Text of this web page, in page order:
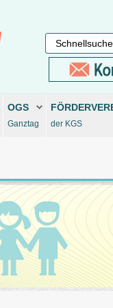
OGS
Ganztag der KGS